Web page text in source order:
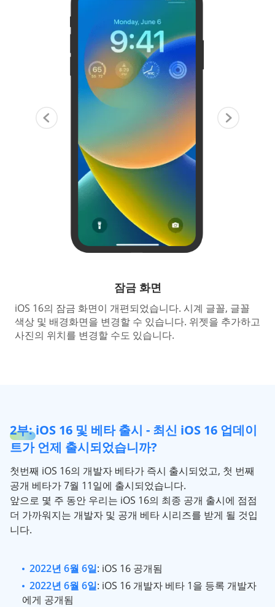
잠금 화면
iOS 16의 잠금 화면이 개편되었습니다. 시계 글꼴, 글꼴
색상 및 배경화면을 변경할 수 있습니다. 위젯을 추가하고
사진의 위치를 변경할 수도 있습니다.
2부: iOS 16 및 베타 출시 - 최신 iOS 16 업데이
트가 언제 출시되었습니까?
첫번째 iOS 16의 개발자 베타가 즉시 출시되었고, 첫 번째
공개 베타가 7월 11일에 출시되었습니다.
앞으로 몇 주 동안 우리는 iOS 16의 최종 공개 출시에 점점
더 가까워지는 개발자 및 공개 베타 시리즈를 받게 될 것입
니다.
2022년 6월 6일: iOS 16 공개됨
2022년 6월 6일: iOS 16 개발자 베타 1을 등록 개발자
에게 공개됨